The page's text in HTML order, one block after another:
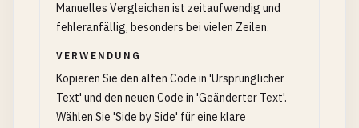
Manuelles Vergleichen ist zeitaufwendig und
fehleranfällig, besonders bei vielen Zeilen.
VERWENDUNG
Kopieren Sie den alten Code in 'Ursprünglicher
Text' und den neuen Code in 'Geänderter Text'.
Wählen Sie 'Side by Side' für eine klare